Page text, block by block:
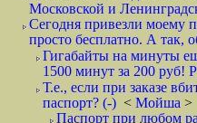
Московской и
Сегодня привезли моему
просто бесплатно. А
Гигабайты на минуты
1500 минут за 200 руб!
Т.е., если при заказе
паспорт? (-) < Мойша >
Паспорт при любом